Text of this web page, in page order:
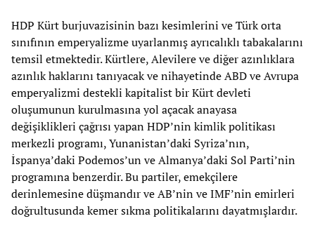
HDP Kürt burjuvazisinin bazı kesimlerini ve Türk orta
sınıfının emperyalizme uyarlanmış ayrıcalıklı tabakalarını
temsil etmektedir. Kürtlere, Alevilere ve diğer azınlıklara
azınlık haklarını tanıyacak ve nihayetinde ABD ve Avrupa
emperyalizmi destekli kapitalist bir Kürt devleti
oluşumunun kurulmasına yol açacak anayasa
değişiklikleri çağrısı yapan HDP’nin kimlik politikası
merkezli programı, Yunanistan’daki Syriza’nın,
İspanya’daki Podemos’un ve Almanya’daki Sol Parti’nin
programına benzerdir. Bu partiler, emekçilere
derinlemesine düşmandır ve AB’nin ve IMF’nin emirleri
doğrultusunda kemer sıkma politikalarını dayatmışlardır.